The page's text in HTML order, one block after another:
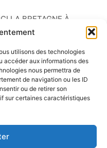
utilisons des technologies
accéder aux informations des
nous permettra de
de navigation ou les ID
ou de retirer son
sur certaines caractéristiques
LA BRETAGNE À
Guingamp / A.S.S.E,